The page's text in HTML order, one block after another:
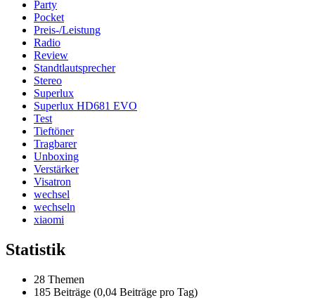
Party
Pocket
Preis-/Leistung
Radio
Review
Standtlautsprecher
Stereo
Superlux
Superlux HD681 EVO
Test
Tieftöner
Tragbarer
Unboxing
Verstärker
Visatron
wechsel
wechseln
xiaomi
Statistik
28 Themen
185 Beiträge (0,04 Beiträge pro Tag)